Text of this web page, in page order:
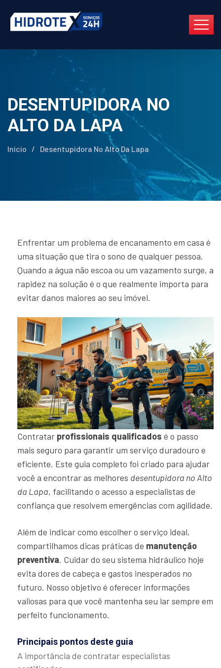
DESENTUPIDORA NO
ALTO DA LAPA
Início / Desentupidora No Alto Da Lapa
Enfrentar um problema de encanamento em casa é
uma situação que tira o sono de qualquer pessoa.
Quando a água não escoa ou um vazamento surge, a
rapidez na solução é o que realmente importa para
evitar danos maiores ao seu imóvel.
Contratar profissionais qualificados é o passo
mais seguro para garantir um serviço duradouro e
eficiente. Este guia completo foi criado para ajudar
você a encontrar as melhores desentupidora no Alto
da Lapa, facilitando o acesso a especialistas de
confiança que resolvem emergências com agilidade.
Além de indicar como escolher o serviço ideal,
compartilhamos dicas práticas de manutenção
preventiva. Cuidar do seu sistema hidráulico hoje
evita dores de cabeça e gastos inesperados no
futuro. Nosso objetivo é oferecer informações
valiosas para que você mantenha seu lar sempre em
perfeito funcionamento.
Principais pontos deste guia
A importância de contratar especialistas